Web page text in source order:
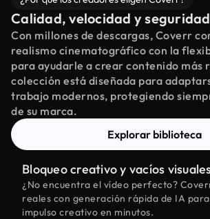
Calidad, velocidad y seguridad
Con millones de descargas, Coverr
realismo cinematográfico con la
para ayudarle a crear contenido más
colección está diseñada para
trabajo modernos, protegiendo
de su marca.
Explorar biblioteca
Bloqueo creativo y vacíos
¿No encuentra el vídeo perfecto?
reales con generación rápida de IA
impulso creativo en minutos.